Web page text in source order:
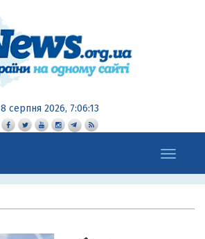
8 серпня 2026, 7:06:14
Toggle
navigation